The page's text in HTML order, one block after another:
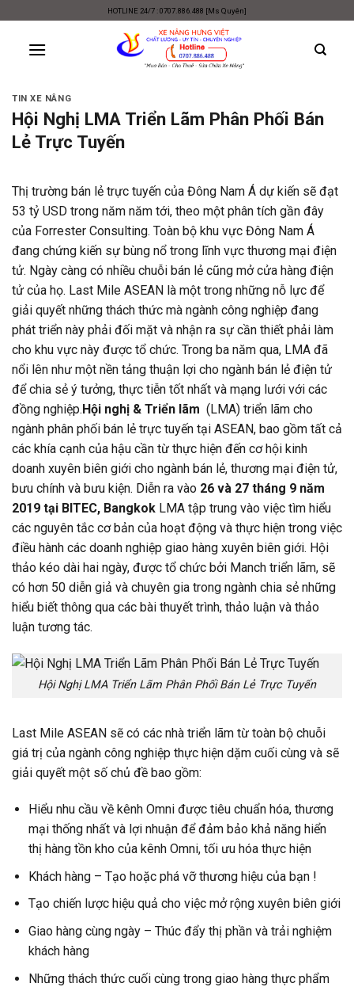
content
HOTLINE 24/7 : 0707.886.488 [Ms Quyên]
TIN XE NÂNG
Hội Nghị LMA Triển Lãm Phân Phối Bán
Lẻ Trực Tuyến
Thị trường bán lẻ trực tuyến của Đông Nam Á dự kiến ​​sẽ đạt
53 tỷ USD trong năm năm tới, theo một phân tích gần đây
của Forrester Consulting. Toàn bộ khu vực Đông Nam Á
đang chứng kiến ​​sự bùng nổ trong lĩnh vực thương mại điện
tử. Ngày càng có nhiều chuỗi bán lẻ cũng mở cửa hàng điện
tử của họ. Last Mile ASEAN là một trong những nỗ lực để
giải quyết những thách thức mà ngành công nghiệp đang
phát triển này phải đối mặt và nhận ra sự cần thiết phải làm
cho khu vực này được tổ chức. Trong ba năm qua, LMA đã
nổi lên như một nền tảng thuận lợi cho ngành bán lẻ điện tử
để chia sẻ ý tưởng, thực tiễn tốt nhất và mạng lưới với các
đồng nghiệp.Hội nghị & Triển lãm (LMA) triển lãm cho
ngành phân phối bán lẻ trực tuyến tại ASEAN, bao gồm tất cả
các khía cạnh của hậu cần từ thực hiện đến cơ hội kinh
doanh xuyên biên giới cho ngành bán lẻ, thương mại điện tử,
bưu chính và bưu kiện. Diễn ra vào 26 và 27 tháng 9 năm
2019 tại BITEC, Bangkok LMA tập trung vào việc tìm hiểu
các nguyên tắc cơ bản của hoạt động và thực hiện trong việc
điều hành các doanh nghiệp giao hàng xuyên biên giới. Hội
thảo kéo dài hai ngày, được tổ chức bởi Manch triển lãm, sẽ
có hơn 50 diễn giả và chuyên gia trong ngành chia sẻ những
hiểu biết thông qua các bài thuyết trình, thảo luận và thảo
luận tương tác.
Hội Nghị LMA Triển Lãm Phân Phối Bán Lẻ Trực Tuyến
Last Mile ASEAN sẽ có các nhà triển lãm từ toàn bộ chuỗi
giá trị của ngành công nghiệp thực hiện dặm cuối cùng và sẽ
giải quyết một số chủ đề bao gồm:
Hiểu nhu cầu về kênh Omni được tiêu chuẩn hóa, thương
mại thống nhất và lợi nhuận để đảm bảo khả năng hiển
thị hàng tồn kho của kênh Omni, tối ưu hóa thực hiện
Khách hàng – Tạo hoặc phá vỡ thương hiệu của bạn !
Tạo chiến lược hiệu quả cho việc mở rộng xuyên biên giới
Giao hàng cùng ngày – Thúc đẩy thị phần và trải nghiệm
khách hàng
Những thách thức cuối cùng trong giao hàng thực phẩm